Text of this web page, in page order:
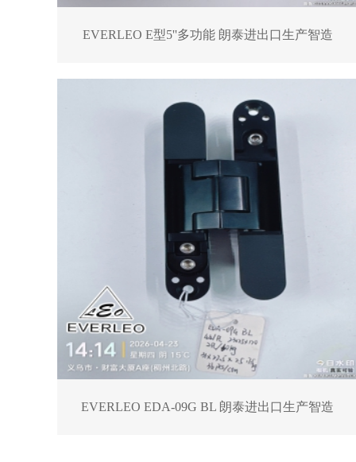
EVERLEO E型5''多功能 朗泰进出口生产智造
EVERLEO EDA-09G BL 朗泰进出口生产智造